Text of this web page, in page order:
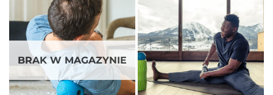
BRAK W MAGAZYNIE